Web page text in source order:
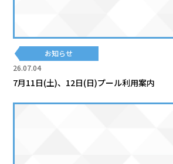
26.07.04
お知らせ
7月11日(土)、12日(日)プール利用案内